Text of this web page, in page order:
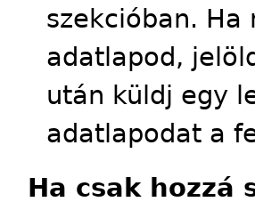
szekcióban.
adatlapod,
után küldj egy
adatlapodat a
Ha csak hozzá